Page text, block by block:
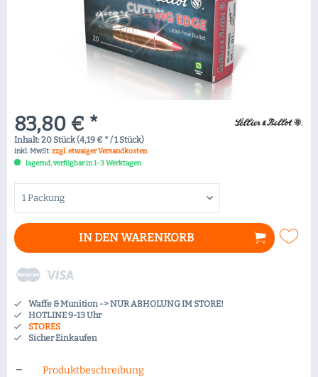
83,80 € *
Inhalt:20 Stück (4,19 € * / 1 Stück)
inkl. MwSt.zzgl. etwaiger Versandkosten
lagernd, verfügbar in 1-3 Werktagen
IN DENWARENKORB
Waffe & Munition -> NUR ABHOLUNG IM STORE!
HOTLINE 9-13 Uhr
STORES
Sicher Einkaufen
Produktbeschreibung